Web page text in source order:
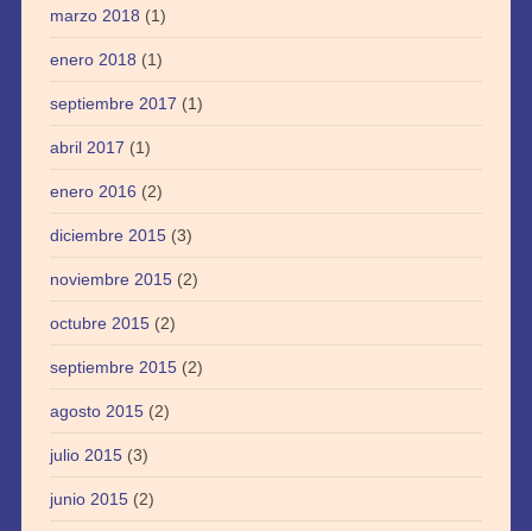
marzo 2018 (1)
enero 2018 (1)
septiembre 2017 (1)
abril 2017 (1)
enero 2016 (2)
diciembre 2015(3)
noviembre 2015(2)
octubre 2015(2)
septiembre 2015(2)
agosto 2015(2)
julio 2015(3)
junio 2015(2)